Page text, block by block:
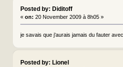
Posted by: Diditoff
« on: 20 November 2009 à 8h05 »
je savais que j'aurais jamais du fauter
Posted by: Lionel